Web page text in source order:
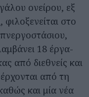
ονείρου, εξ
, φιλοξενείται στο
18 έργα-
από διεθνείς και
από τη
και μία νέα